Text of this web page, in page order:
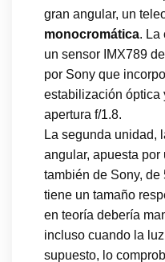
gran angular, un
monocromática. La
un sensor IMX789
por Sony que
estabilización óptica
apertura f/1.8.
La segunda unidad,
angular, apuesta por
también de Sony,
tiene un tamaño
en teoría debería
incluso cuando la
supuesto, lo